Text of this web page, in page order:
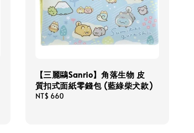
【三麗鷗Sanrio】角落生物 皮
質扣式面紙零錢包 (藍綠柴犬款)
Regular
NT$ 660